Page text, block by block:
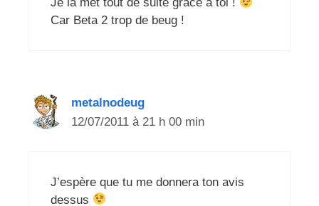
Car Beta 2 trop de beug !
metalnodeug
12/07/2011 à 21 h 00 min
J’espère que tu me donnera ton avis
dessus